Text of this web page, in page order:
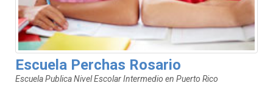
Escuela Perchas Rosario
Escuela Publica Nivel Escolar Intermedio en Puerto Rico